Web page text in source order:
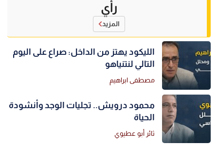
رأي
المزيد
الليكود يهتز من الداخل: صراع على اليوم
التالي لنتنياهو
مصطفى ابراهيم
محمود درويش.. تجليات الوجد وأنشودة
الحياة
ثائر أبو عطيوي